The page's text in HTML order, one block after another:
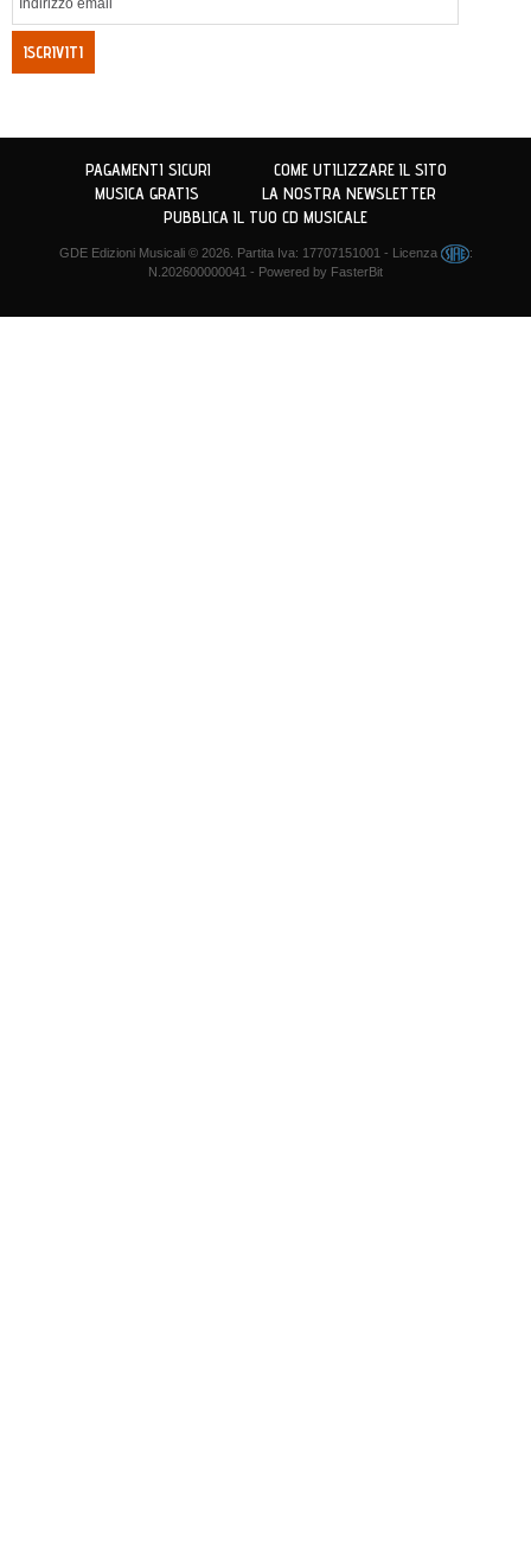
ISCRIVITI
PAGAMENTI SICURI
COME UTILIZZARE IL SITO
MUSICA GRATIS
LA NOSTRA NEWSLETTER
PUBBLICA IL TUO CD MUSICALE
GDE Edizioni Musicali© 2026. Partita Iva: 17707151001 - Licenza
:
N.202600000041 - Powered by FasterBit